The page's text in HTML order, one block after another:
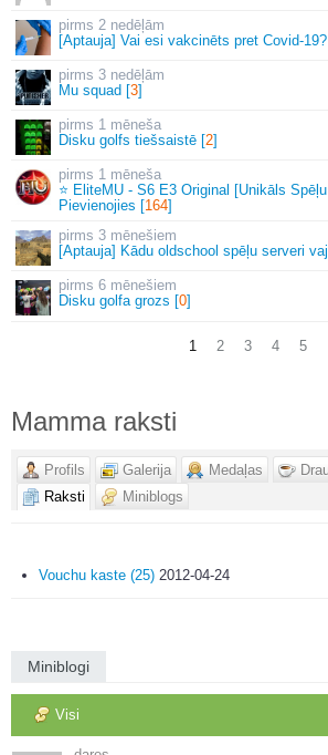
2 nedēļām
[Aptauja] Vai esi vakcinēts pret Covid-
3 nedēļām
Mu squad [3]
1 mēneša
Disku golfs tiešsaistē [2]
1 mēneša
⭐ EliteMU - S6 E3 Original [Unikāls
Pievienojies [164]
3 mēnešiem
[Aptauja] Kādu oldschool spēļu serveri
6 mēnešiem
Disku golfa grozs [0]
1 2 3 4 5
Mamma raksti
Profils Galerija Medaļas
Raksti
Miniblogs
Vouchu kaste (25) 2012-04-24
Miniblogi
Visi